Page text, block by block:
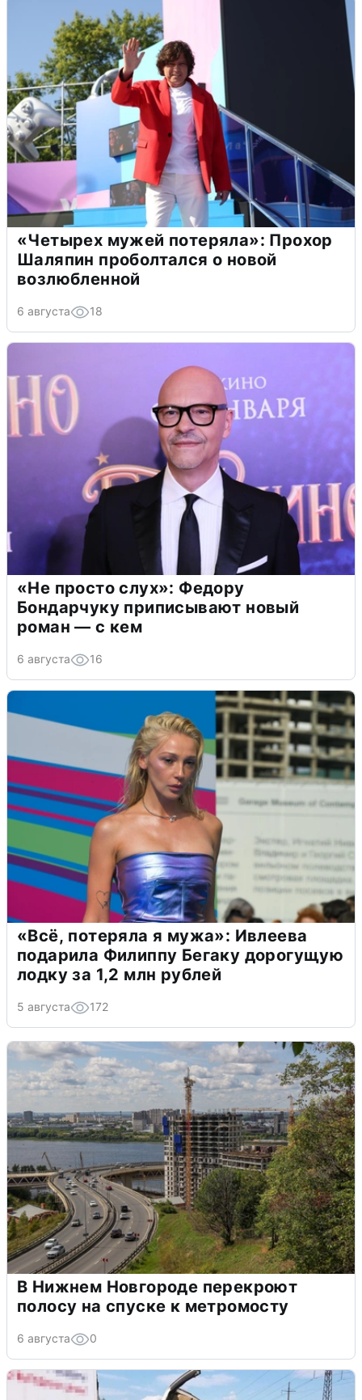
«Четырех мужей потеряла»: Прохор
Шаляпин проболтался о новой
возлюбленной
6 августа 18
«Не просто слух»: Федору
Бондарчуку приписывают новый
роман — с кем
6 августа 16
«Всё, потеряла я мужа»: Ивлеева
подарила Филиппу Бегаку дорогущую
лодку за 1,2 млн рублей
5 августа 172
В Нижнем Новгороде перекроют
полосу на спуске к метромосту
6 августа 0